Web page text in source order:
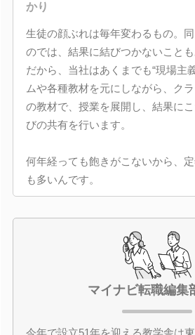
かり
生徒の顔ぶれは毎年変わるもの。
のでは、結果に結びつかないことも
だから、当社はあくまでも“現場主
ムや各種教材を元にしながら、ク
の教材で、授業を展開し、結果に
びの共有を行います。
何年経っても飽きがこないから、
も多いんです。
マイナビ転職編集
今年で設立51年を迎える教学舎は